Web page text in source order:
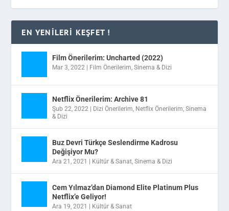
EN YENILERI KEŞFET !
Film Önerilerim: Uncharted (2022)
Mar 3, 2022 Film Önerilerim,Sinema & Dizi
Netflix Önerilerim: Archive 81
Şub 22, 2022 Dizi Önerilerim, Netflix Önerilerim,Sinema
& Dizi
Buz Devri Türkçe Seslendirme Kadrosu
Değişiyor Mu?
Ara 21, 2021 Kültür & Sanat,Sinema & Dizi
Cem Yılmaz’dan Diamond Elite Platinum Plus
Netflix’e Geliyor!
Ara 19, 2021 Kültür & Sanat